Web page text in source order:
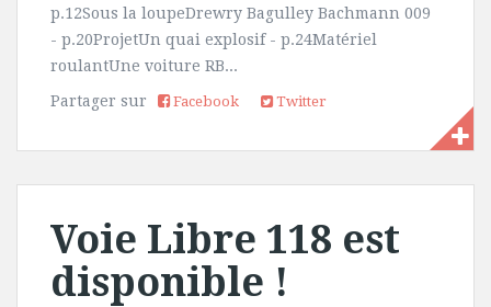
p.12Sous la loupeDrewry Bagulley Bachmann 009
- p.20ProjetUn quai explosif - p.24Matériel
roulantUne voiture RB...
Partager sur
Facebook Twitter
Voie Libre 118 est
disponible !